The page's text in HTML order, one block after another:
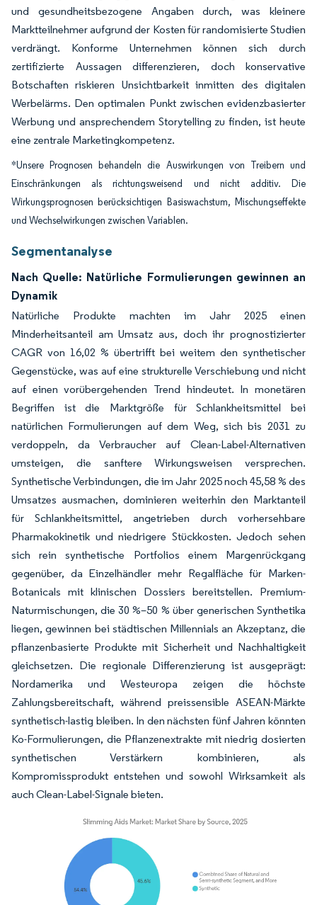
und gesundheitsbezogene Angaben durch, was kleinere
Marktteilnehmer aufgrund der Kosten für randomisierte Studien
verdrängt. Konforme Unternehmen können sich durch
zertifizierte Aussagen differenzieren, doch konservative
Botschaften riskieren Unsichtbarkeit inmitten des digitalen
Werbelärms. Den optimalen Punkt zwischen evidenzbasierter
Werbung und ansprechendem Storytelling zu finden, ist heute
eine zentrale Marketingkompetenz.
*Unsere Prognosen behandeln die Auswirkungen von Treibern und
Einschränkungen als richtungsweisend und nicht additiv. Die
Wirkungsprognosen berücksichtigen Basiswachstum, Mischungseffekte
und Wechselwirkungen zwischen Variablen.
Segmentanalyse
Nach Quelle: Natürliche Formulierungen gewinnen an
Dynamik
Natürliche Produkte machten im Jahr 2025 einen
Minderheitsanteil am Umsatz aus, doch ihr prognostizierter
CAGR von 16,02 % übertrifft bei weitem den synthetischer
Gegenstücke, was auf eine strukturelle Verschiebung und nicht
auf einen vorübergehenden Trend hindeutet. In monetären
Begriffen ist die Marktgröße für Schlankheitsmittel bei
natürlichen Formulierungen auf dem Weg, sich bis 2031 zu
verdoppeln, da Verbraucher auf Clean-Label-Alternativen
umsteigen, die sanftere Wirkungsweisen versprechen.
Synthetische Verbindungen, die im Jahr 2025 noch 45,58 % des
Umsatzes ausmachen, dominieren weiterhin den Marktanteil
für Schlankheitsmittel, angetrieben durch vorhersehbare
Pharmakokinetik und niedrigere Stückkosten. Jedoch sehen
sich rein synthetische Portfolios einem Margenrückgang
gegenüber, da Einzelhändler mehr Regalfläche für Marken-
Botanicals mit klinischen Dossiers bereitstellen. Premium-
Naturmischungen, die 30 %–50 % über generischen Synthetika
liegen, gewinnen bei städtischen Millennials an Akzeptanz, die
pflanzenbasierte Produkte mit Sicherheit und Nachhaltigkeit
gleichsetzen. Die regionale Differenzierung ist ausgeprägt:
Nordamerika und Westeuropa zeigen die höchste
Zahlungsbereitschaft, während preissensible ASEAN-Märkte
synthetisch-lastig bleiben. In den nächsten fünf Jahren könnten
Ko-Formulierungen, die Pflanzenextrakte mit niedrig dosierten
synthetischen Verstärkern kombinieren, als
Kompromissprodukt entstehen und sowohl Wirksamkeit als
auch Clean-Label-Signale bieten.